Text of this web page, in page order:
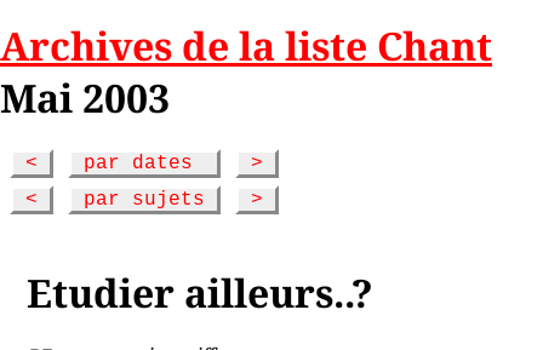
Archives de la liste Chant
Mai 2003
< par dates
>
<
par sujets >
Etudier ailleurs..?